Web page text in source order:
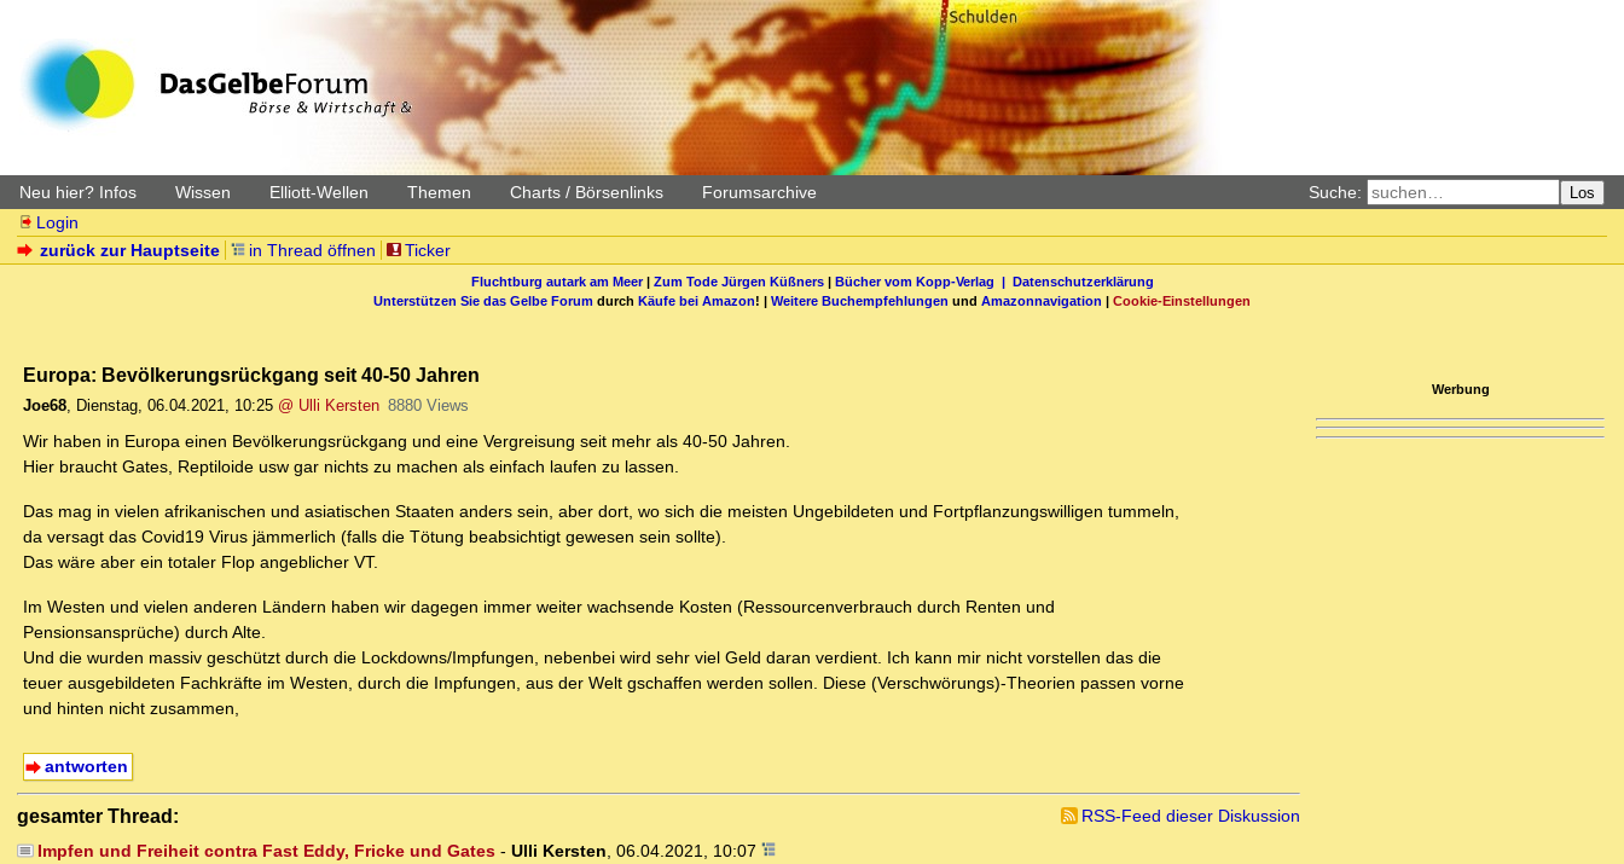
Neu hier? Infos Wissen Elliott-Wellen Themen Charts / Börsenlinks Forumsarchive Suche: Los
Login
zurück zur Hauptseite
in Thread öffnen Ticker
Fluchtburg autark am Meer| Zum Tode Jürgen Küßners| Bücher vom Kopp-Verlag | Datenschutzerklärung
Unterstützen Sie das Gelbe Forum durch Käufe bei Amazon! | Weitere Buchempfehlungen und Amazonnavigation | Cookie-Einstellungen
Europa: Bevölkerungsrückgang seit 40-50 Jahren
Joe68, Dienstag, 06.04.2021, 10:25 @ Ulli Kersten 8880 Views
Wir haben in Europa einen Bevölkerungsrückgang und eine Vergreisung seit mehr als 40-50 Jahren.
Hier braucht Gates, Reptiloide usw gar nichts zu machen als einfach laufen zu lassen.
Das mag in vielen afrikanischen und asiatischen Staaten anders sein, aber dort, wo sich die meisten Ungebildeten und Fortpflanzungswilligen tummeln,
da versagt das Covid19 Virus jämmerlich (falls die Tötung beabsichtigt gewesen sein sollte).
Das wäre aber ein totaler Flop angeblicher VT.
Im Westen und vielen anderen Ländern haben wir dagegen immer weiter wachsende Kosten (Ressourcenverbrauch durch Renten und
Pensionsansprüche) durch Alte.
Und die wurden massiv geschützt durch die Lockdowns/Impfungen, nebenbei wird sehr viel Geld daran verdient. Ich kann mir nicht vorstellen das die
teuer ausgebildeten Fachkräfte im Westen, durch die Impfungen, aus der Welt gschaffen werden sollen. Diese (Verschwörungs)-Theorien passen vorne
und hinten nicht zusammen,
antworten
gesamter Thread:
RSS-Feed dieser Diskussion
Impfen und Freiheit contra Fast Eddy, Fricke und Gates- Ulli Kersten, 06.04.2021, 10:07
Werbung